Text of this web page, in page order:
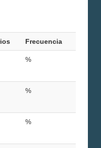
Frecuencia
%
%
%